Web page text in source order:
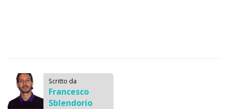
Scritto da
Francesco
Sblendorio